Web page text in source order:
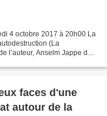
4 octobre 2017 à 20h00 La
(La
l’auteur, Anselm Jappe dès
faces d'une
autour de la